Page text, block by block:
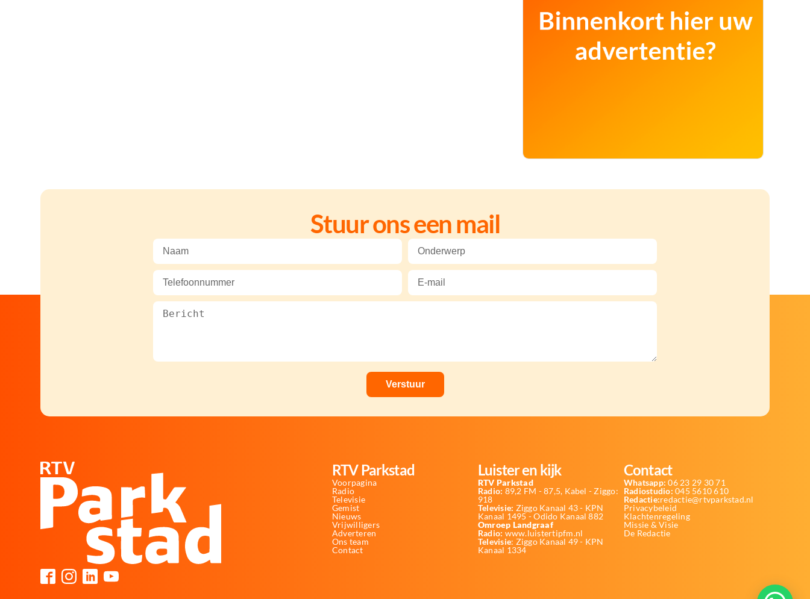
Stuur ons een mail
RTV Parkstad
Voorpagina
Radio
Televisie
Gemist
Nieuws
Vrijwilligers
Adverteren
Ons team
Contact
Luister en kijk
RTV Parkstad
Radio: 89,2 FM - 87,5, Kabel - Ziggo:
918
Televisie: Ziggo Kanaal 43 - KPN
Kanaal 1495 - Odido Kanaal 882
Omroep Landgraaf
Radio: www.luistertipfm.nl
Televisie: Ziggo Kanaal 49 - KPN
Kanaal 1334
Contact
Whatsapp: 06 23 29 30 71
Radiostudio: 045 5610 610
Redactie:redactie@rtvparkstad.nl
Privacybeleid
Klachtenregeling
Missie & Visie
De Redactie